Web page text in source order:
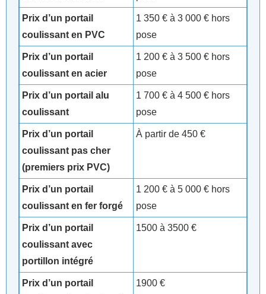
Prix d’un portail
coulissant en PVC
1 350 € à 3 000 € hors
pose
Prix d’un portail
coulissant en acier
1 200 € à 3 500 € hors
pose
Prix d’un portail alu
coulissant
1 700 € à 4 500 € hors
pose
Prix d’un portail
coulissant pas cher
(premiers prix PVC)
À partir de 450 €
Prix d’un portail
coulissant en fer forgé
1 200 € à 5 000 € hors
pose
Prix d’un portail
coulissant avec
portillon intégré
1500 à 3500 €
Prix d’un portail
1900 €